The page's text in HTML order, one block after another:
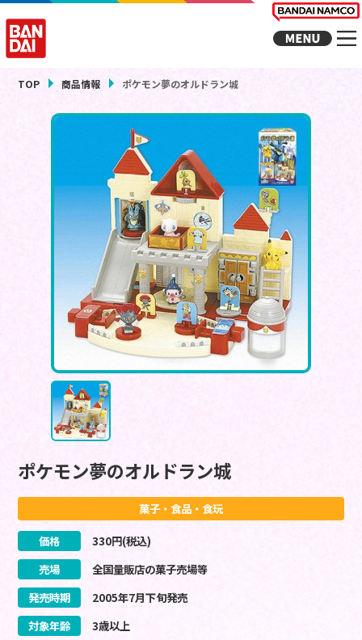
TOP 商品情報 ポケモン夢のオルドラン城
ポケモン夢のオルドラン城
菓子・食品・食玩
価格 330円(税込)
売場
全国量販店の菓子売場等
発売時期
2005年7月下旬発売
対象年齢
3歳以上